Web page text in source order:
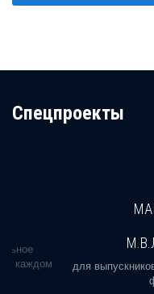
Cпецпроекты
в каждом
для